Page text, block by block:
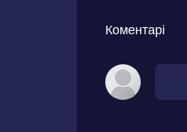
Коментарі